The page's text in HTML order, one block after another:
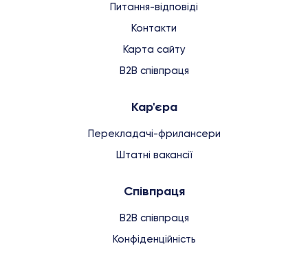
Питання-відповіді
Контакти
Карта сайту
B2B співпраця
Кар'єра
Перекладачі-фрилансери
Штатні вакансії
Співпраця
B2B співпраця
Конфіденційність